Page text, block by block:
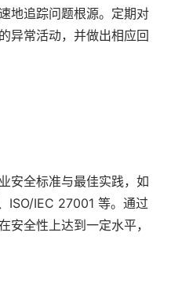
地追踪问题根源。定期对
异常活动，并做出相应回
安全标准与最佳实践，如
ISO/IEC 27001 等。通过
安全性上达到一定水平，